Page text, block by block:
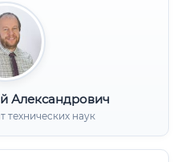
Александрович
технических наук